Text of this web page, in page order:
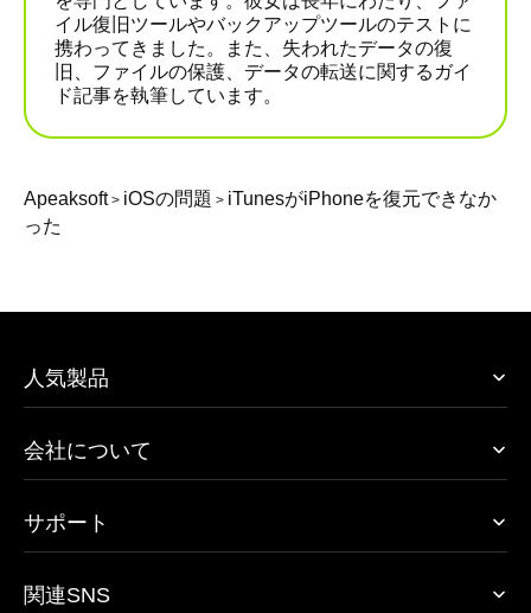
イル復旧ツールやバックアップツールのテストに
携わってきました。また、失われたデータの復
旧、ファイルの保護、データの転送に関するガイ
ド記事を執筆しています。
Apeaksoft> iOSの問題 > iTunesがiPhoneを復元できなか
った
人気製品
会社について
サポート
関連SNS